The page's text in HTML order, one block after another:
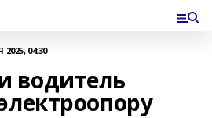
04:30
водитель